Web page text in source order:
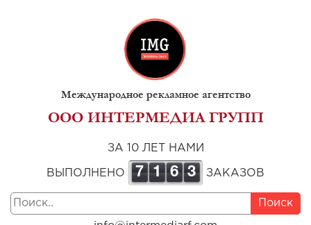
Международное рекламное агентство
ООО ИНТЕРМЕДИА ГРУПП
ЗА 10 ЛЕТ НАМИ
ВЫПОЛНЕНО 7 1 6 3 ЗАКАЗОВ
Поиск